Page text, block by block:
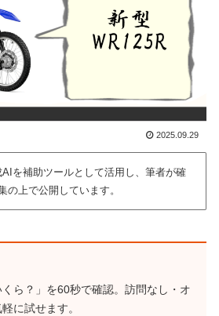
2025.09.29
を補助ツールとして活用し、筆者が確
の上で公開しています。
くら？」を60秒で確認。訪問なし・オ
に試せます。